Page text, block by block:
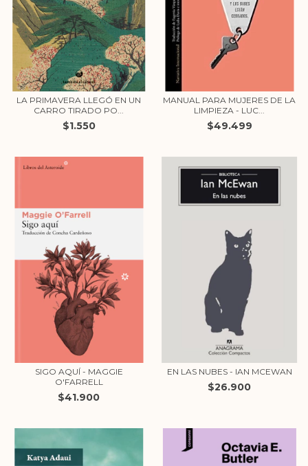
LA PRIMAVERA LLEGÓ EN UN
CARRO TIRADO PO...
$1.550
MANUAL PARA MUJERES DE LA
LIMPIEZA - LUC...
$49.499
SIGO AQUÍ - MAGGIE
O'FARRELL
$41.900
EN LAS NUBES - IAN MCEWAN
$26.900